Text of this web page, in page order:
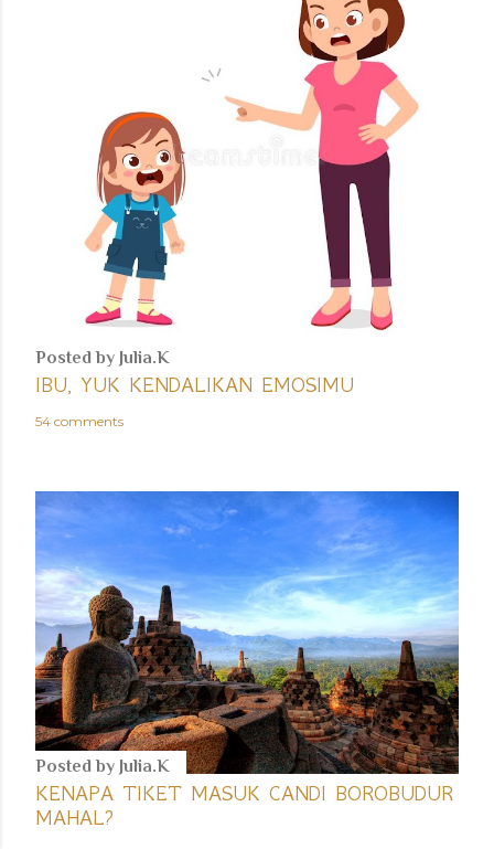
Posted by Julia.K
IBU, YUK KENDALIKAN EMOSIMU
54 comments
Posted by Julia.K
KENAPA TIKET MASUK CANDI BOROBUDUR
MAHAL?